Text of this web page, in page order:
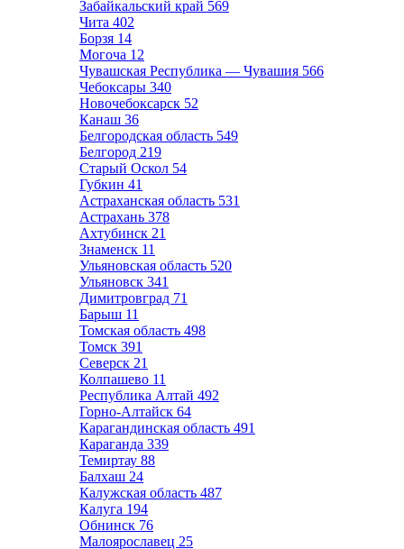
Забайкальский край 569
Чита 402
Борзя 14
Могоча 12
Чувашская Республика — Чувашия 566
Чебоксары 340
Новочебоксарск 52
Канаш 36
Белгородская область 549
Белгород 219
Старый Оскол 54
Губкин 41
Астраханская область 531
Астрахань 378
Ахтубинск 21
Знаменск 11
Ульяновская область 520
Ульяновск 341
Димитровград 71
Барыш 11
Томская область 498
Томск 391
Северск 21
Колпашево 11
Республика Алтай 492
Горно-Алтайск 64
Карагандинская область 491
Караганда 339
Темиртау 88
Балхаш 24
Калужская область 487
Калуга 194
Обнинск 76
Малоярославец 25